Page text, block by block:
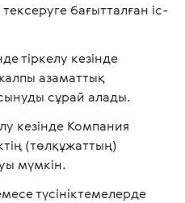
бағытталған іс-
тіркелу кезінде
азаматтық
сұрай алады.
кезінде Компания
(төлқұжаттың)
мүмкін.
түсініктемелерде